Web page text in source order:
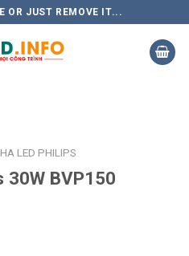
OR JUST REMOVE IT...
LED PHILIPS
30W BVP150